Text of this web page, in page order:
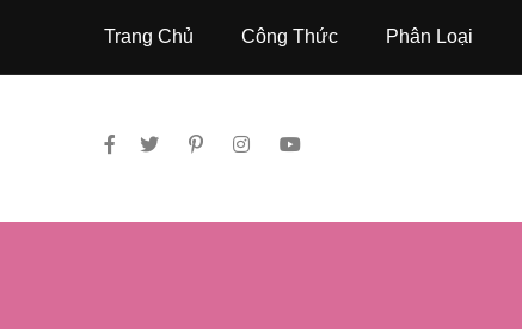
Trang Chủ Công Thức Phân Loại